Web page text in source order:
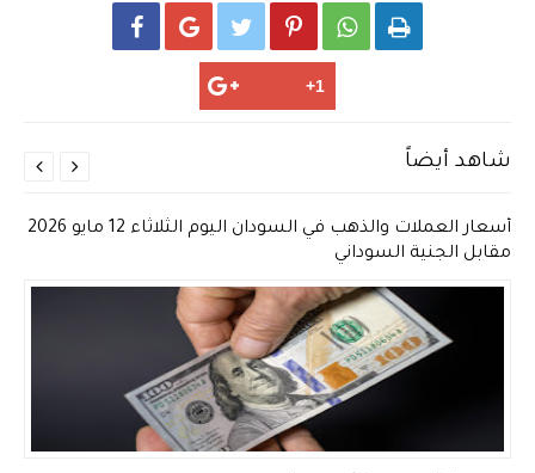
     
شاهد أيضاً
أسعار العملات والذهب في السودان اليوم الثلاثاء 12 مايو 2026
مقابل الجنية السوداني

